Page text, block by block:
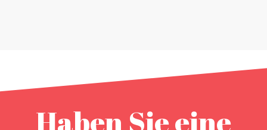
Haben Sie eine